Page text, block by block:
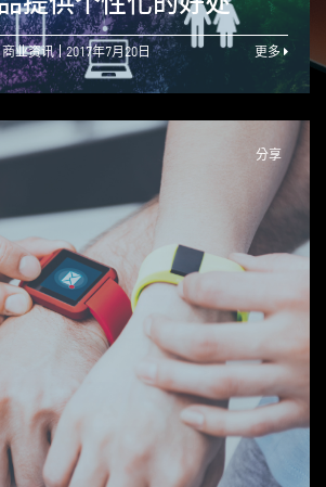
商业资讯 2017年7月20日 更多
分享